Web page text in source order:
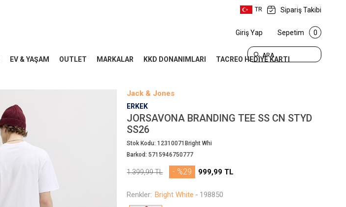
TR Sipariş Takibi
ARA
Giriş Yap Sepetim 0
EV & YAŞAM OUTLET MARKALAR KKD DONANIMLARI TACREO HEDİYE KARTI
Jack & Jones
ERKEK
JORSAVONA BRANDING TEE SS CN STYD
SS26
Stok Kodu:12310071Bright Whi
Barkod:5715946750777
1.399,99TL 999,99 TL
- %29
Renkler: Bright White - 198850